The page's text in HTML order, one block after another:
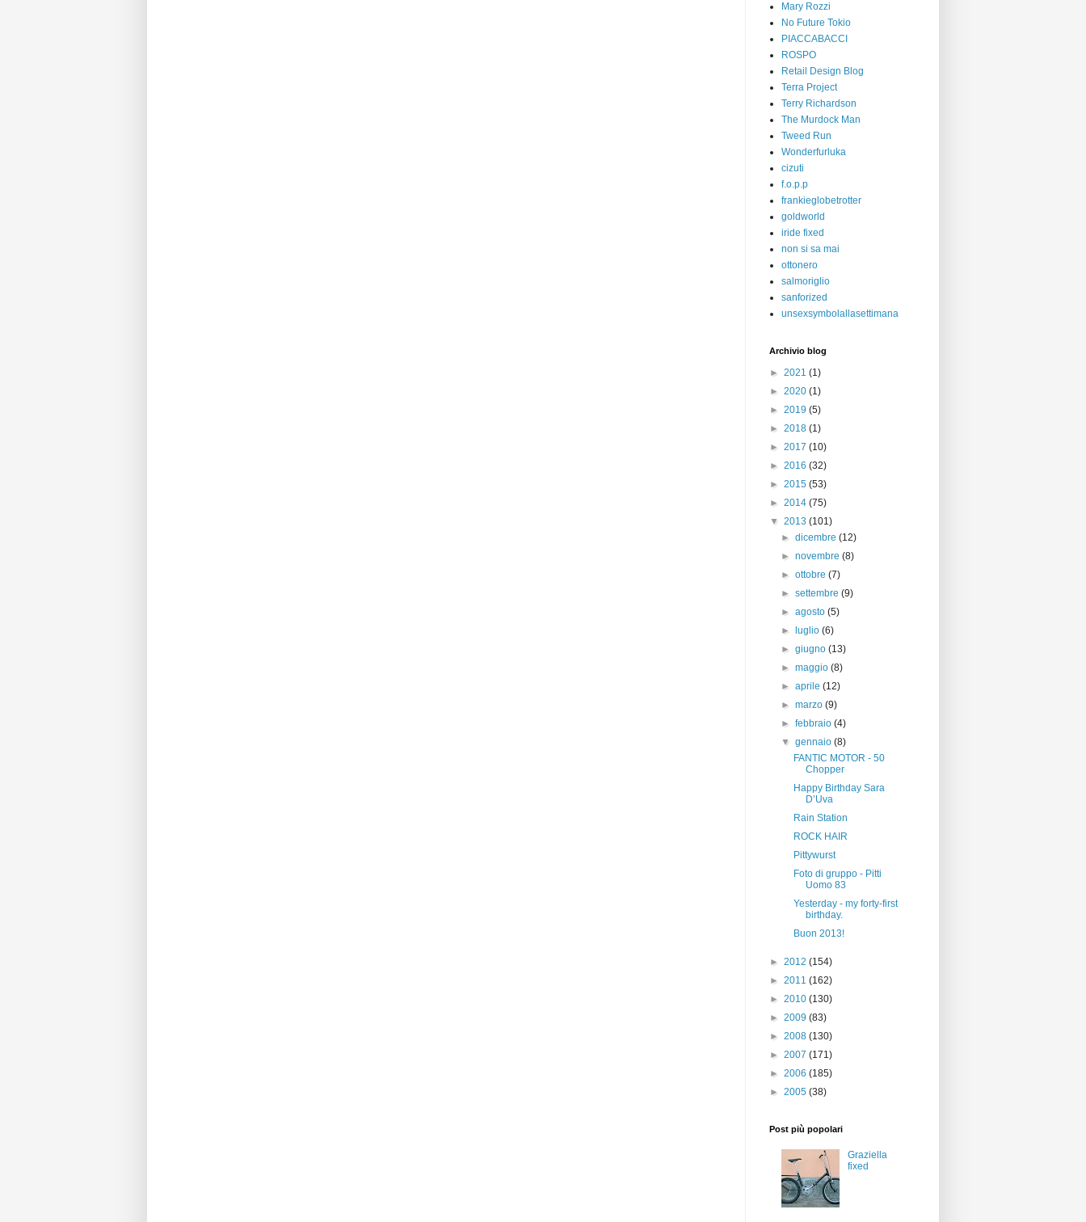
Mary Rozzi
No Future Tokio
PIACCABACCI
ROSPO
Retail Design Blog
Terra Project
Terry Richardson
The Murdock Man
Tweed Run
Wonderfurluka
cizuti
f.o.p.p
frankieglobetrotter
goldworld
iride fixed
non si sa mai
ottonero
salmoriglio
sanforized
unsexsymbolallasettimana
Archivio blog
► 2021 (1)
► 2020 (1)
► 2019 (5)
► 2018 (1)
► 2017 (10)
► 2016 (32)
► 2015 (53)
► 2014 (75)
▼ 2013 (101)
►dicembre(12)
►novembre(8)
►ottobre(7)
►settembre(9)
►agosto(5)
►
luglio(6)
►giugno(13)
►maggio(8)
►aprile(12)
►marzo(9)
►febbraio(4)
▼gennaio(8)
FANTIC MOTOR - 50
Chopper
Happy Birthday Sara
D’Uva
Rain Station
ROCK HAIR
Pittywurst
Foto di gruppo - Pitti
Uomo 83
Yesterday - my forty-first
birthday.
Buon 2013!
► 2012 (154)
► 2011 (162)
► 2010 (130)
► 2009 (83)
► 2008 (130)
► 2007 (171)
► 2006 (185)
► 2005 (38)
Post più popolari
Graziella
fixed